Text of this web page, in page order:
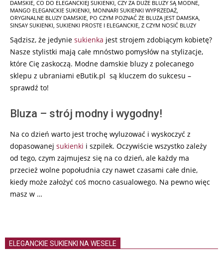
12-
01
DAMSKIE CO DO ELEGANCKIEJ SUKIENKI CZY ZA DUŻE BLUZY SĄ MODNE
MANGO ELEGANCKIE SUKIENKI MONNARI SUKIENKI WYPRZEDAŻ
ORYGINALNE BLUZY DAMSKIE PO CZYM POZNAĆ ŻE BLUZA JEST DAMSKA
SINSAY SUKIENKI SUKIENKI PROSTE I ELEGANCKIE Z CZYM NOSIĆ BLUZY
Sądzisz, że jedynie sukienka jest strojem zdobiącym kobietę?
Nasze stylistki mają całe mnóstwo pomysłów na stylizacje,
które Cię zaskoczą. Modne damskie bluzy z polecanego
sklepu z ubraniami eButik.pl są kluczem do sukcesu –
sprawdź to!
Bluza – strój modny i wygodny!
Na co dzień warto jest trochę wyluzować i wyskoczyć z
dopasowanej sukienki i szpilek. Oczywiście wszystko zależy
od tego, czym zajmujesz się na co dzień, ale każdy ma
przecież wolne popołudnia czy nawet czasami całe dnie,
kiedy może założyć coś mocno casualowego. Na pewno więc
masz w …
ELEGANCKIE SUKIENKI NA WESELE